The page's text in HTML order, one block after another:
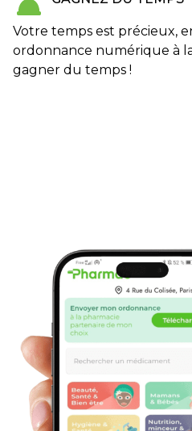
Votre temps est précieux,
ordonnance numérique à
gagner du temps !